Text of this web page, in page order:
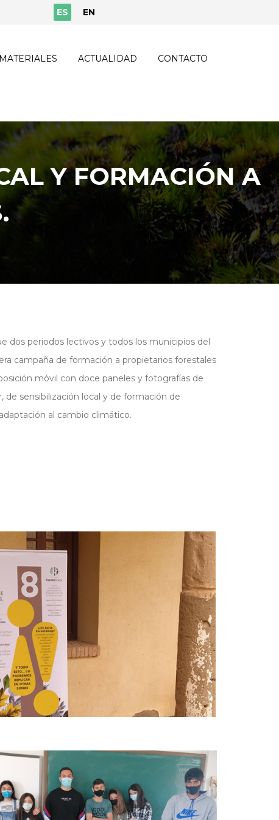
ES EN
MATERIALES ACTUALIDAD CONTACTO
Y FORMACIÓN A
dos periodos lectivos y todos los municipios del
campaña de formación a propietarios forestales
móvil con doce paneles y fotografías de
de sensibilización local y de formación de
al cambio climático.